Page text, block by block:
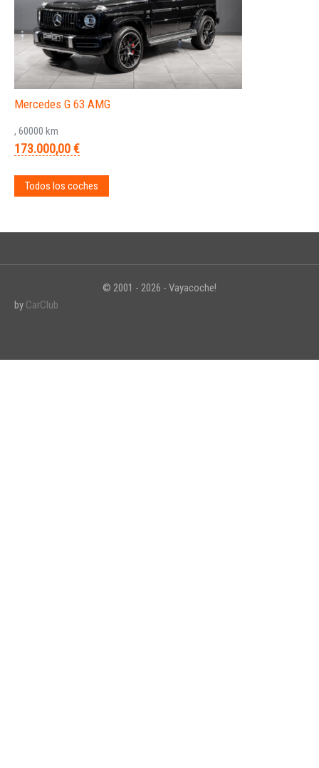
Mercedes G 63 AMG
, 60000 km
173.000,00 €
Todos los coches
© 2001 - 2026 - Vayacoche!
by CarClub